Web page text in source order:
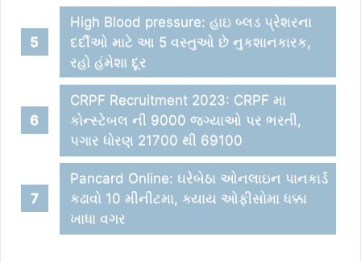
High Blood pressure: હાઇ બ્લડ પ્રેશરના
દર્દીઓ માટે આ 5 વસ્તુઓ છે નુકશાનકારક,
રહો હંમેશા દૂર
CRPF Recruitment 2023: CRPF મા
કોન્સ્ટેબલ ની 9000 જગ્યાઓ પર ભરતી,
પગાર ધોરણ 21700 થી 69100
Pancard Online: ઘરેબેઠા ઓનલાઇન પાનકાર્ડ
કઢાવો 10 મીનીટમા, ક્યાય ઓફીસોમા ધક્કા
ખાધા વગર